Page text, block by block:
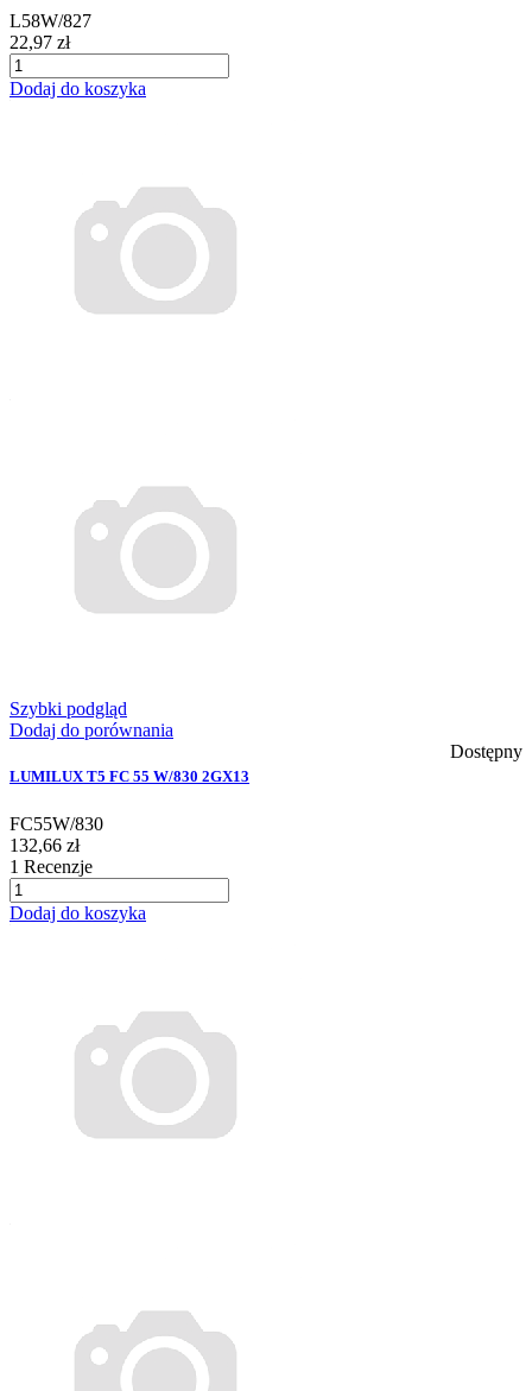
L58W/827
22,97 zł
Dodaj do koszyka
Szybki podgląd
Dodaj do porównania
Dostępny
LUMILUX T5 FC 55 W/830 2GX13
FC55W/830
132,66 zł
1 Recenzje
Dodaj do koszyka